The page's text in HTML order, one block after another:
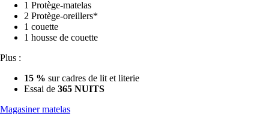
1 Protège-matelas
2 Protège-oreillers*
1 couette
1 housse de couette
Plus :
15 % sur cadres de lit et literie
Essai de 365 NUITS
Magasiner matelas